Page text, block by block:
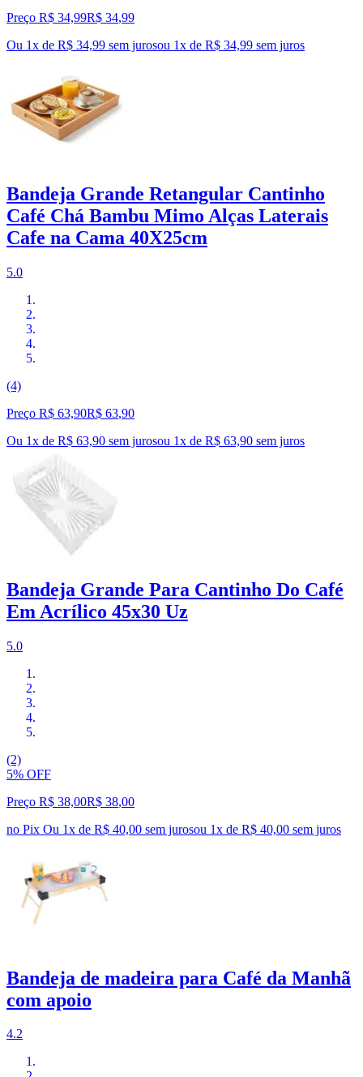
Preço R$ 34,99R$ 34,99
Ou 1x de R$ 34,99 sem jurosou 1x de R$ 34,99 sem juros
Bandeja Grande Retangular Cantinho
Café Chá Bambu Mimo Alças Laterais
Cafe na Cama 40X25cm
5.0
(4)
Preço R$ 63,90R$ 63,90
Ou 1x de R$ 63,90 sem jurosou 1x de R$ 63,90 sem juros
Bandeja Grande Para Cantinho Do Café
Em Acrílico 45x30 Uz
5.0
(2)
5% OFF
Preço R$ 38,00R$ 38,00
no Pix Ou 1x de R$ 40,00 sem jurosou 1x de R$ 40,00 sem juros
Bandeja de madeira para Café da Manhã
com apoio
4.2